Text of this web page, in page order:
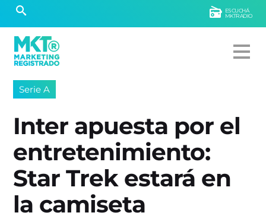
ESCUCHÁ
MKTRADIO
Serie A
Inter apuesta por el
entretenimiento:
Star Trek estará en
la camiseta